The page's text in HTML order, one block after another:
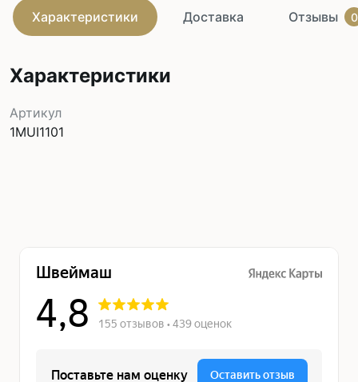
Характеристики Доставка Отзывы 0
Характеристики
Артикул
1MUI1101